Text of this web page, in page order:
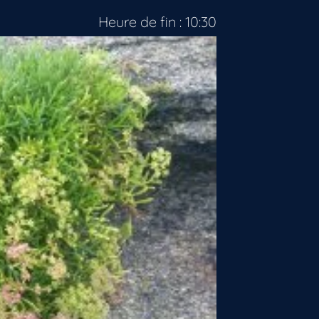
Heure de fin : 10:30